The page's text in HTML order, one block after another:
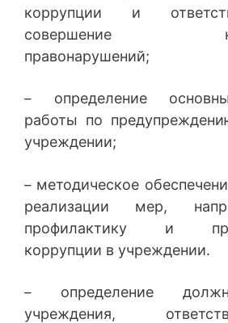
коррупции и
совершение
правонарушений;
– определение
работы по
учреждении;
– методическое
реализации мер,
профилактику и
коррупции в учреждении.
– определение
учреждения,